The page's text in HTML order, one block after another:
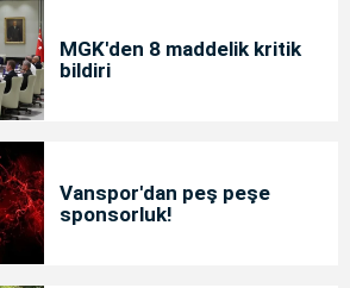
MGK'den 8 maddelik kritik
bildiri
Vanspor'dan peş peşe
sponsorluk!